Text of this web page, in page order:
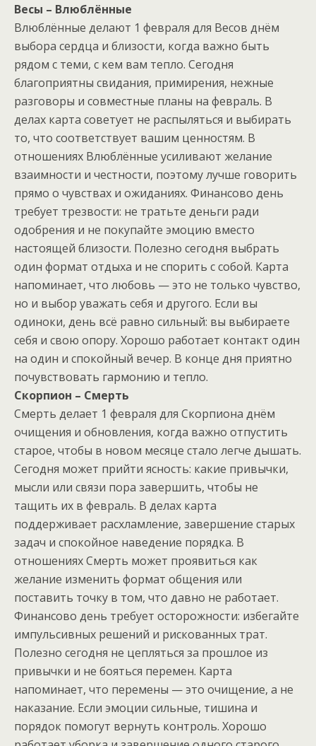
Весы – Влюблённые
Влюблённые делают 1 февраля для Весов днём
выбора сердца и близости, когда важно быть
рядом с теми, с кем вам тепло. Сегодня
благоприятны свидания, примирения, нежные
разговоры и совместные планы на февраль. В
делах карта советует не распыляться и выбирать
то, что соответствует вашим ценностям. В
отношениях Влюблённые усиливают желание
взаимности и честности, поэтому лучше говорить
прямо о чувствах и ожиданиях. Финансово день
требует трезвости: не тратьте деньги ради
одобрения и не покупайте эмоцию вместо
настоящей близости. Полезно сегодня выбрать
один формат отдыха и не спорить с собой. Карта
напоминает, что любовь — это не только чувство,
но и выбор уважать себя и другого. Если вы
одиноки, день всё равно сильный: вы выбираете
себя и свою опору. Хорошо работает контакт один
на один и спокойный вечер. В конце дня приятно
почувствовать гармонию и тепло.
Скорпион – Смерть
Смерть делает 1 февраля для Скорпиона днём
очищения и обновления, когда важно отпустить
старое, чтобы в новом месяце стало легче дышать.
Сегодня может прийти ясность: какие привычки,
мысли или связи пора завершить, чтобы не
тащить их в февраль. В делах карта
поддерживает расхламление, завершение старых
задач и спокойное наведение порядка. В
отношениях Смерть может проявиться как
желание изменить формат общения или
поставить точку в том, что давно не работает.
Финансово день требует осторожности: избегайте
импульсивных решений и рискованных трат.
Полезно сегодня не цепляться за прошлое из
привычки и не бояться перемен. Карта
напоминает, что перемены — это очищение, а не
наказание. Если эмоции сильные, тишина и
порядок помогут вернуть контроль. Хорошо